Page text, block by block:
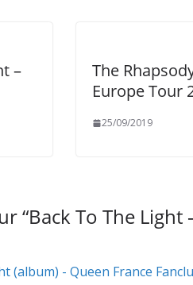
–
The
Europe Tour
25/09/2019
“Back To The Light
(album) - Queen France